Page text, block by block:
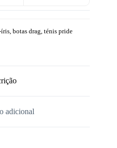
botas drag, ténis pride
adicional